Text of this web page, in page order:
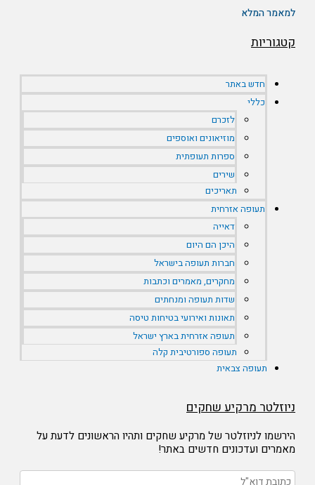
המלא
חדש באתר
כללי
לזכרם
מוזיאונים ואוספים
ספרות תעופתית
שירים
תאריכים
תעופה אזרחית
דאייה
היכן הם היום
חברות תעופה בישראל
מחקרים, מאמרים וכתבות
שדות תעופה ומנחתים
תאונות ואירועי בטיחות טיסה
תעופה אזרחית בארץ ישראל
תעופה ספורטיבית קלה
תעופה צבאית
מרקיע שחקים
לניוזלטר של מרקיע שחקים ותהיו הראשונים לדעת על
ועדכונים חדשים באתר!